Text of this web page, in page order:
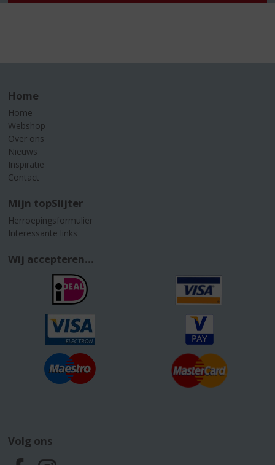
Home
Home
Webshop
Over ons
Nieuws
Inspiratie
Contact
Mijn topSlijter
Herroepingsformulier
Interessante links
Wij accepteren...
Volg ons